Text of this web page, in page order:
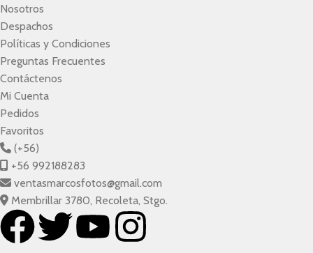
Nosotros
Despachos
Políticas y Condiciones
Preguntas Frecuentes
Contáctenos
Mi Cuenta
Pedidos
Favoritos
(+56)
+56 992188283
ventasmarcosfotos@gmail.com
Membrillar 3780, Recoleta, Stgo.